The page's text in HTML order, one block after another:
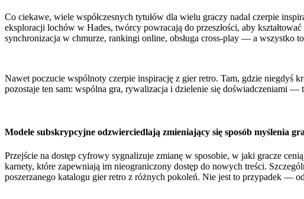
Co ciekawe, wiele współczesnych tytułów dla wielu graczy nadal czerpie
eksploracji lochów w Hades, twórcy powracają do przeszłości, aby
synchronizacja w chmurze, rankingi online, obsługa cross-play — a wszystko
Nawet poczucie wspólnoty czerpie inspirację z gier retro. Tam, gdzie niegdyś
pozostaje ten sam: wspólna gra, rywalizacja i dzielenie się doświadczeniami —
Modele subskrypcyjne odzwierciedlają zmieniający się sposób myślenia
Przejście na dostęp cyfrowy sygnalizuje zmianę w sposobie, w jaki gracze
karnety, które zapewniają im nieograniczony dostęp do nowych treści.
poszerzanego katalogu gier retro z różnych pokoleń. Nie jest to przypadek —